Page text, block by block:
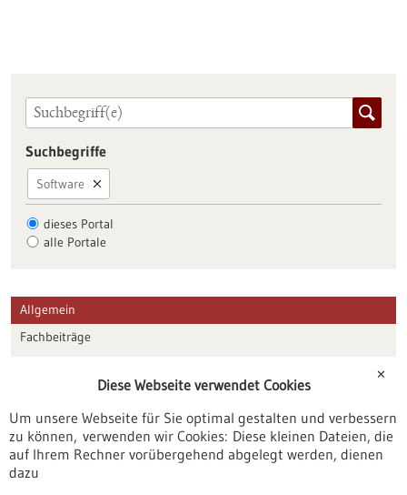
Suchbegriffe
Software
dieses Portal
alle Portale
Allgemein
Fachbeiträge
Veranstaltungen
Erscheinungsdatum
✕
Diese Webseite verwendet Cookies
Um unsere Webseite für Sie optimal gestalten und verbessern
zu können, verwenden wir Cookies: Diese kleinen Dateien, die
auf Ihrem Rechner vorübergehend abgelegt werden, dienen
dazu